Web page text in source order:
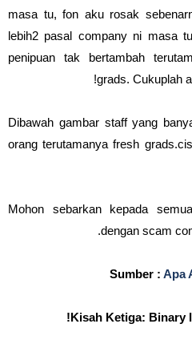
masa tu, fon aku rosak
lebih2 pasal company ni masa
penipuan tak bertambah
grads. Cukuplah
Dibawah gambar staff yang
orang terutamanya fresh
Mohon sebarkan kepada
dengan scam
Sumber : Apa
Kisah Ketiga: Binary